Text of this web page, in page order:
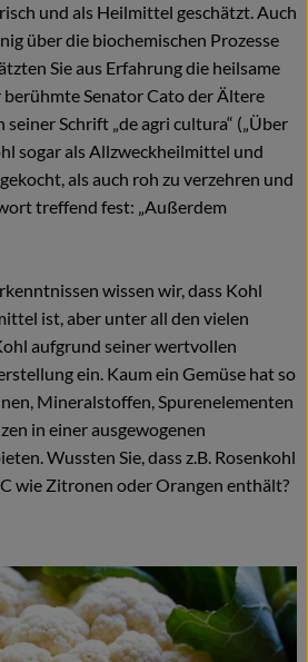
und als Heilmittel geschätzt. Auch
über die biochemischen Prozesse
Sie aus Erfahrung die heilsame
Senator Cato der Ältere
Schrift „de agri cultura“ („Über
sogar als Allzweckheilmittel und
als auch roh zu verzehren und
treffend fest: „Außerdem
wissen wir, dass Kohl
ist, aber unter all den vielen
aufgrund seiner wertvollen
ein. Kaum ein Gemüse hat so
Mineralstoffen, Spurenelementen
in einer ausgewogenen
Wussten Sie, dass z.B. Rosenkohl
wie Zitronen oder Orangen enthält?